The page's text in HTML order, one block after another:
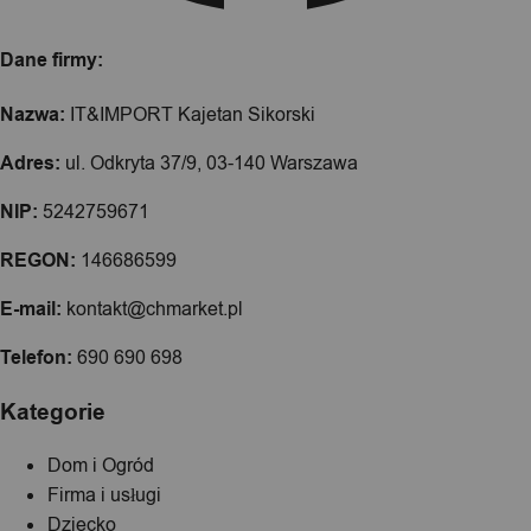
Dane firmy:
Nazwa: IT&IMPORT Kajetan Sikorski
Adres: ul. Odkryta 37/9, 03-140 Warszawa
NIP: 5242759671
REGON: 146686599
E-mail: kontakt@chmarket.pl
Telefon: 690 690 698
Kategorie
Dom i Ogród
Firma i usługi
Dziecko